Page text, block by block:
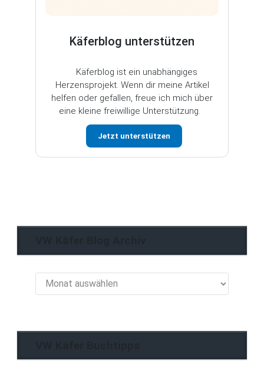
Käferblog unterstützen
Käferblog ist ein unabhängiges
Herzensprojekt. Wenn dir meine Artikel
helfen oder gefallen, freue ich mich über
eine kleine freiwillige Unterstützung.
Jetzt unterstützen
Käfer